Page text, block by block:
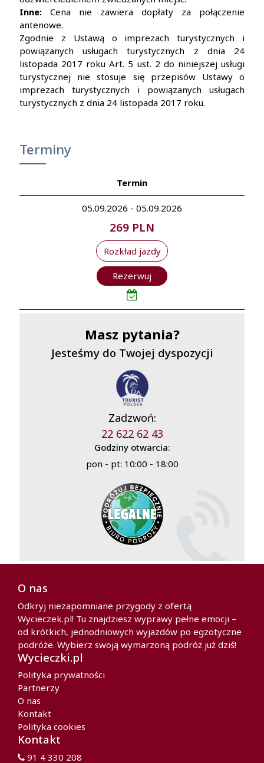
Inne:Cena nie zawiera dopłaty za połączenie
antenowe.
Zgodnie z Ustawą o imprezach turystycznych i
powiązanych usługach turystycznych z dnia 24
listopada 2017 roku Art. 5 ust. 2 do niniejszej usługi
turystycznej nie stosuje się przepisów Ustawy o
imprezach turystycznych i powiązanych usługach
turystycznych z dnia 24 listopada 2017 roku.
Terminy
Termin
05.09.2026 - 05.09.2026
269 PLN
Rozkład jazdy
Rezerwuj
Masz pytania?
Jesteśmy do Twojej dyspozycji
Zadzwoń:
22 622 62 43
Godziny otwarcia:
pon - pt: 10:00 - 18:00
O nas
Odkryj niezapomniane przygody z ofertą
Wycieczek.pl! Tu znajdziesz wyprawy pełne emocji –
od krótkich, jednodniowych wyjazdów po egzotyczne
podróże. Wybierz swoją wymarzoną podróż już dziś!
Wycieczki.pl
Polityka prywatności
Partnerzy
O nas
Kontakt
Polityka cookies
Kontakt
91 4 330 208